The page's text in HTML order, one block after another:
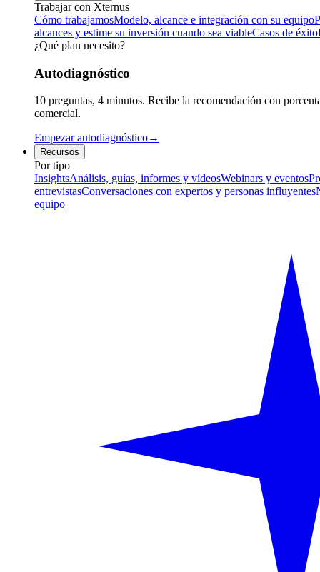
Trabajar con Xternus
Cómo trabajamosModelo, alcance e integración con su equipo
alcances y estime su inversión cuando sea viableCasos de éxito
¿Qué plan necesito?
Autodiagnóstico
10 preguntas, 4 minutos. Recibe la recomendación con
comercial.
Empezar autodiagnóstico→
Recursos
Por tipo
InsightsAnálisis, guías, informes y vídeosWebinars y eventos
entrevistasConversaciones con expertos y personas influyentes
equipo